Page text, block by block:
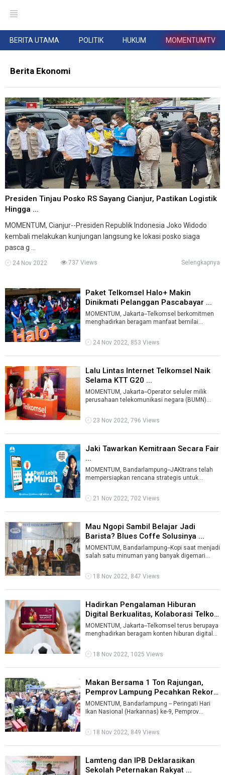
BERITA UTAMA POLITIK HUKUM MOMENTUMTV
Berita Ekonomi
Presiden Tinjau Posko RS Sayang Cianjur, Pastikan Logistik
Hingga ...
MOMENTUM, Cianjur--Presiden Republik Indonesia Joko Widodo
kembali melakukan kunjungan langsung ke lokasi posko siaga
pasca g ...
24 Nov 2022 737 Views Selengkapnya
Paket Telkomsel Halo+ Makin
Dinikmati Pelanggan Pascabayar ...
MOMENTUM, Jakarta--Telkomsel berkomitmen
menghadirkan beragam manfaat bernilai
yang ...
24 Nov 2022, 853 Views
Lalu Lintas Internet Telkomsel Naik
Selama KTT G20 ...
MOMENTUM, Jakarta--Operator seluler milik
perusahaan telekomunikasi negara (BUMN)
23 Nov 2022, 796 Views
Jaki Tawarkan Kemitraan Secara Fair
...
MOMENTUM, Bandarlampung--JAKItrans telah
mempersiapkan rencana strategis untuk
mengasp ...
21 Nov 2022, 702 Views
Mau Ngopi Sambil Belajar Jadi
Barista? Blues Coffe Solusinya ...
MOMENTUM, Bandarlampung--Kopi saat menjadi
salah satu minuman yang banyak digemari
18 Nov 2022, 847 Views
Hadirkan Pengalaman Hiburan
Digital Berkualitas, Kolaborasi Telko
...
MOMENTUM, Jakarta--Telkomsel terus berupaya
menghadirkan beragam konten hiburan digital
18 Nov 2022, 1025 Views
Makan Bersama 1 Ton Rajungan,
Pemprov Lampung Pecahkan Rekor
MURI ...
MOMENTUM, Bandarlampung -- Peringati Hari
Ikan Nasional (Harkannas) ke-9, Pemprov
ra ...
18 Nov 2022, 849 Views
Lamteng dan IPB Deklarasikan
Sekolah Peternakan Rakyat ...